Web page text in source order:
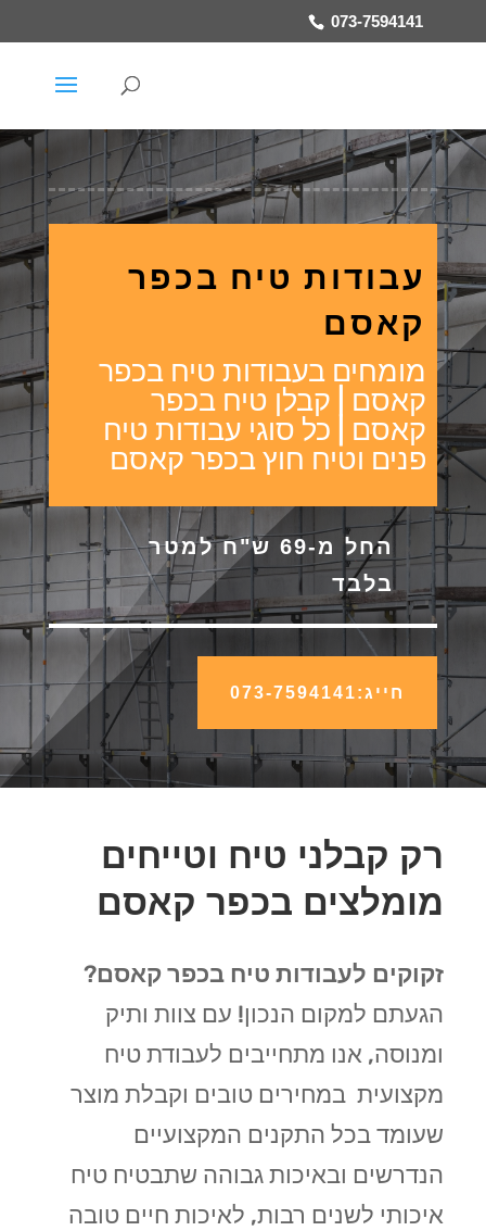
073-7594141
עבודות טיח בכפר
קאסם
מומחים בעבודות טיח בכפר
קאסם | קבלן טיח בכפר
קאסם | כל סוגי עבודות טיח
פנים וטיח חוץ בכפר קאסם
החל מ-69 ש"ח למטר
בלבד
חייג:073-7594141
רק קבלני טיח וטייחים
מומלצים בכפר קאסם
זקוקים לעבודות טיח בכפר קאסם?
הגעתם למקום הנכון! עם צוות ותיק
ומנוסה, אנו מתחייבים לעבודת טיח
מקצועית במחירים טובים וקבלת מוצר
שעומד בכל התקנים המקצועיים
הנדרשים ובאיכות גבוהה שתבטיח טיח
איכותי לשנים רבות, לאיכות חיים טובה